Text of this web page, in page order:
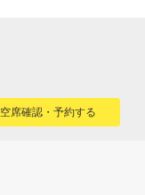
空席確認・予約する